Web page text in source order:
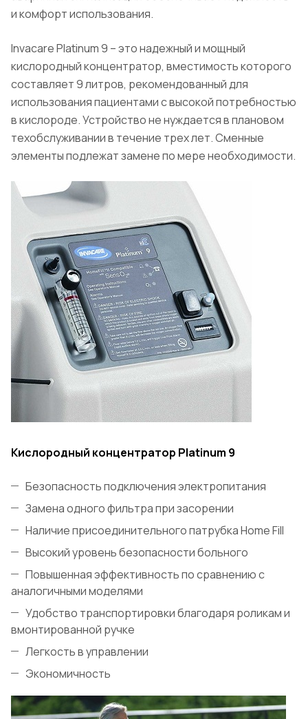
и комфорт использования.
Invacare Platinum 9 – это надежный и мощный
кислородный концентратор, вместимость которого
составляет 9 литров, рекомендованный для
использования пациентами с высокой потребностью
в кислороде. Устройство не нуждается в плановом
техобслуживании в течение трех лет. Сменные
элементы подлежат замене по мере необходимости.
Кислородный концентратор Platinum 9
Безопасность подключения электропитания
Замена одного фильтра при засорении
Наличие присоединительного патрубкаHome Fill
Высокий уровень безопасности больного
Повышенная эффективность по сравнению с
аналогичными моделями
Удобство транспортировки благодаря роликам и
вмонтированной ручке
Легкость в управлении
Экономичность